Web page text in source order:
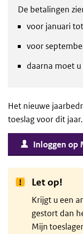
De betalingen
voor januari
voor
daarna moet
Het nieuwe
toeslag voor dit jaar.
Inloggen op
Let op!
Krijgt u een
gestort dan
Mijn